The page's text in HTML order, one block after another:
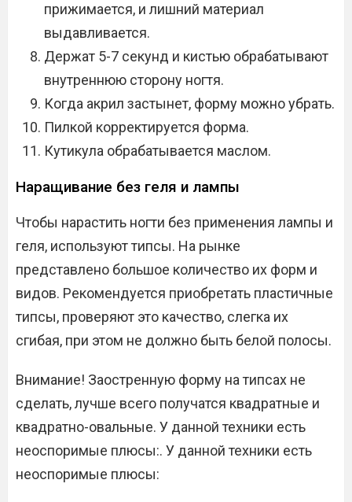
прижимается, и лишний материал
выдавливается.
Держат 5-7 секунд и кистью обрабатывают
внутреннюю сторону ногтя.
Когда акрил застынет, форму можно убрать.
Пилкой корректируется форма.
Кутикула обрабатывается маслом.
Наращивание без геля и лампы
Чтобы нарастить ногти без применения лампы и
геля, используют типсы. На рынке
представлено большое количество их форм и
видов. Рекомендуется приобретать пластичные
типсы, проверяют это качество, слегка их
сгибая, при этом не должно быть белой полосы.
Внимание! Заостренную форму на типсах не
сделать, лучше всего получатся квадратные и
квадратно-овальные. У данной техники есть
неоспоримые плюсы:. У данной техники есть
неоспоримые плюсы: